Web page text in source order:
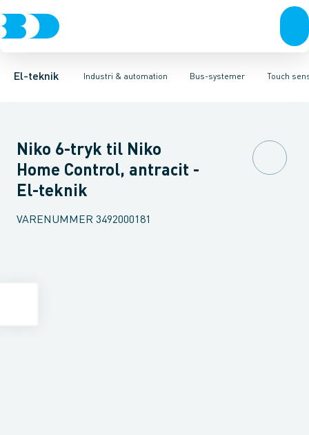
El-teknik Industri & automation
Afbrydere, stikkontakter & lampeudtagForgreningsmateriel
Bus-systemer
Industristiksystemer Frekvensomformere og softstartere
Touch
Bevægelsesmelder til bussystem Tilbehør til bussystem
Niko 6-tryk til Niko
Home Control, antracit -
El-teknik
VARENUMMER 3492000181